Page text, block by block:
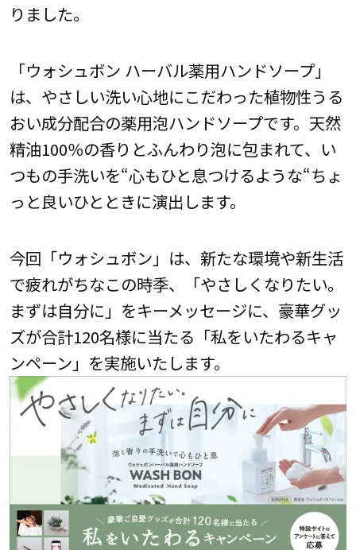
りました。
「ウォシュボン ハーバル薬用ハンドソープ」
は、やさしい洗い心地にこだわった植物性うる
おい成分配合の薬用泡ハンドソープです。天然
精油100％の香りとふんわり泡に包まれて、い
つもの手洗いを“心もひと息つけるような“ちょ
っと良いひとときに演出します。
今回「ウォシュボン」は、新たな環境や新生活
で疲れがちなこの時季、「やさしくなりたい。
まずは自分に」をキーメッセージに、豪華グッ
ズが合計120名様に当たる「私をいたわるキャ
ンペーン」を実施いたします。